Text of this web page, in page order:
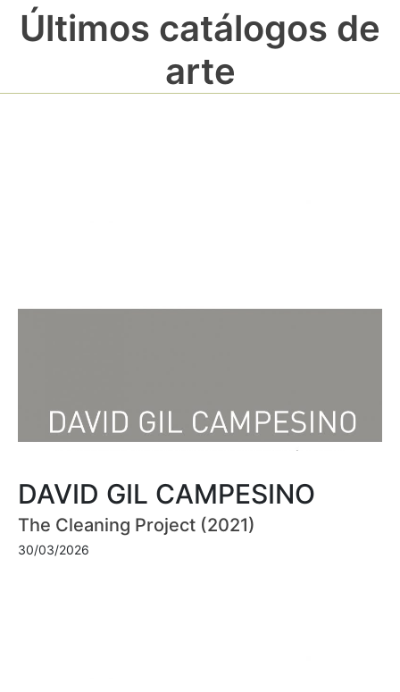
Últimos catálogos de
arte
DAVID GIL CAMPESINO
The Cleaning Project (2021)
30/03/2026